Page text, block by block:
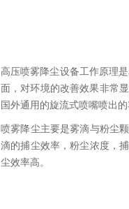
高压喷雾降尘设备工作原理
面，对环境的改善效果非常
国外通用的旋流式喷嘴喷出
喷雾降尘主要是雾滴与粉尘
滴的捕尘效率，粉尘浓度，
尘效率高。